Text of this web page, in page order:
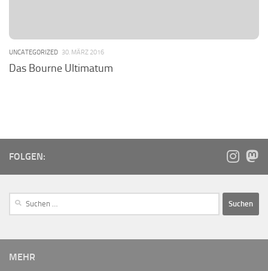
UNCATEGORIZED 30. MÄRZ 2016
Das Bourne Ultimatum
FOLGEN:
MEHR